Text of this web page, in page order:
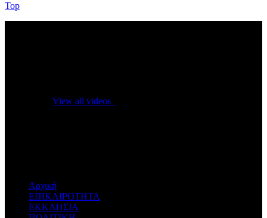
Top
View all videos
Αρχική
ΕΠΙΚΑΙΡΟΤΗΤΑ
ΕΚΚΛΗΣΙΑ